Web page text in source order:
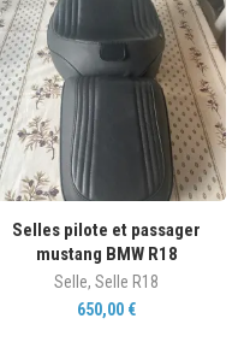
Selles pilote et passager
mustang BMW R18
Selle, Selle R18
650,00 €